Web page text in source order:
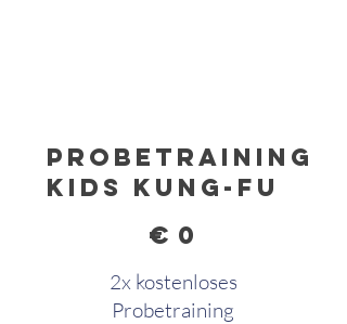
Probetraining
Kids Kung-Fu
€ 0
2x kostenloses
Probetraining